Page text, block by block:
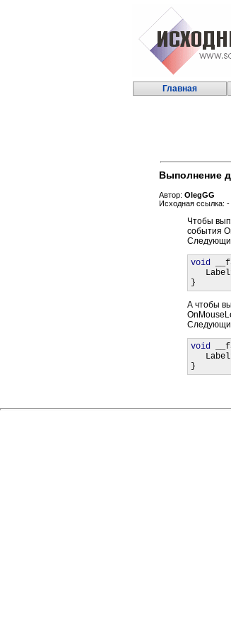
Главная
Выполнение
Автор: OlegGG
Исходная ссылка:
Чтобы
события
void
}
А чтобы
void
}